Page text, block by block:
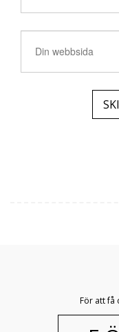
För att få